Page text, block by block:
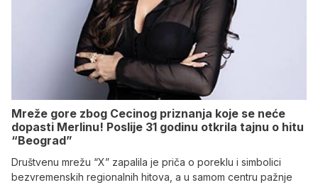
Mreže gore zbog Cecinog priznanja koje se neće
dopasti Merlinu! Poslije 31 godinu otkrila tajnu o hitu
“Beograd”
Društvenu mrežu “X” zapalila je priča o poreklu i simbolici
bezvremenskih regionalnih hitova, a u samom centru pažnje